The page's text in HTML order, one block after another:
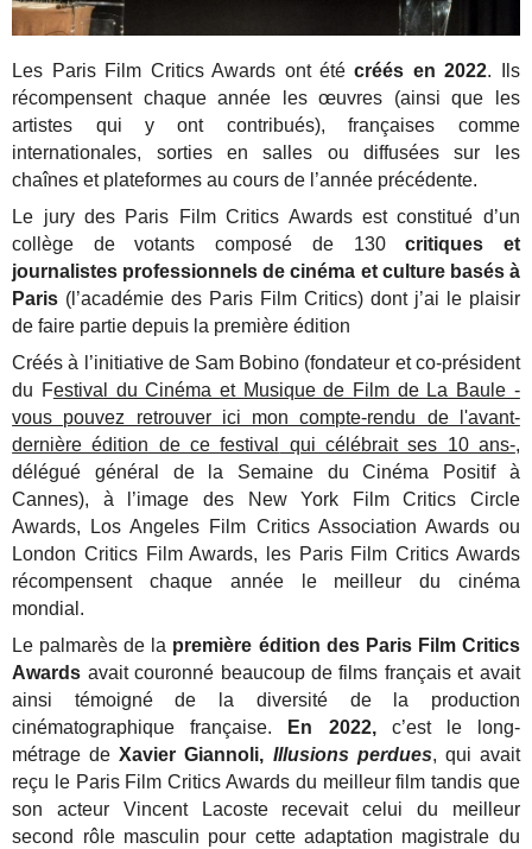
Les Paris Film Critics Awards ont étécréés en 2022. Ils
récompensent chaque année les œuvres (ainsi que les
artistes qui y ont contribués), françaises comme
internationales, sorties en salles ou diffusées sur les
chaînes et plateformes au cours de l’année précédente.
Le jury des Paris Film Critics Awards est constitué d’un
collège de votants composé de 130critiques et
journalistes professionnels de cinéma et culture basés à
Paris (l’académie des Paris Film Critics) dont j’ai le plaisir
de faire partie depuis la première édition
Créés à l’initiative de Sam Bobino (fondateur et co-président
du Festival du Cinéma et Musique de Film de La Baule -
vous pouvez retrouver ici mon compte-rendu de l'avant-
dernière édition de ce festival
qui célébrait ses 10 ans-,
délégué général de la Semaine du Cinéma Positif à
Cannes), à l’image des New York Film Critics Circle
Awards, Los Angeles Film Critics Association Awards ou
London Critics Film Awards, les Paris Film Critics Awards
récompensent chaque année le meilleur du cinéma
mondial.
Le palmarès de la première édition des Paris Film Critics
Awards avait couronné beaucoup de films français et avait
ainsi témoigné de la diversité de la production
cinématographique française.
En 2022, c’est le long-
métrage deXavier Giannoli, Illusions perdues, qui avait
reçu le Paris Film Critics Awards du meilleur film tandis que
son acteur Vincent Lacoste recevait celui du meilleur
second rôle masculin pour cette adaptation magistrale du